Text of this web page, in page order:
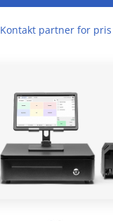
Kontakt partner for pris